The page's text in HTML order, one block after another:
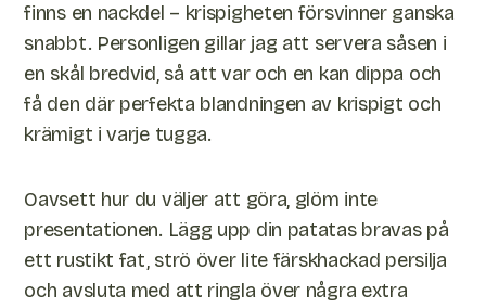
finns en nackdel – krispigheten försvinner ganska
snabbt. Personligen gillar jag att servera såsen i
en skål bredvid, så att var och en kan dippa och
få den där perfekta blandningen av krispigt och
krämigt i varje tugga.
Oavsett hur du väljer att göra, glöm inte
presentationen. Lägg upp din patatas bravas på
ett rustikt fat, strö över lite färskhackad persilja
och avsluta med att ringla över några extra